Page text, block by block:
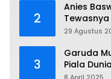
2
Anies
Demo
29 Agustus
3
Garuda
Piala